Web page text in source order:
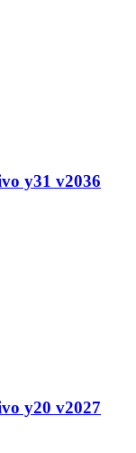
y31 v2036
y20 v2027